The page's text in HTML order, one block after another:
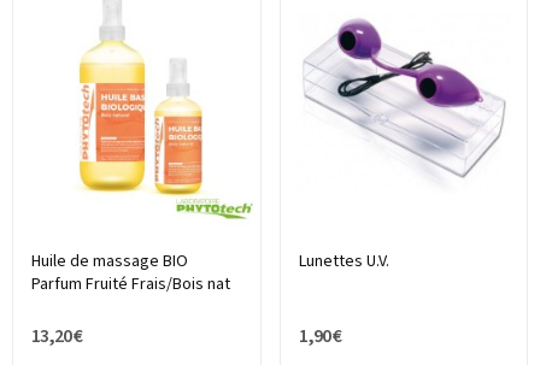
Huile de massage BIO
Parfum Fruité Frais/Bois nat
13,20 €
Lunettes U.V.
1,90 €